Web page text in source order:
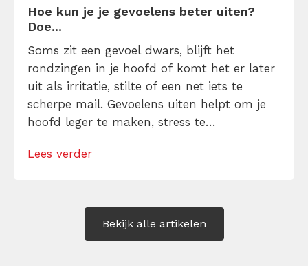
Hoe kun je je gevoelens beter uiten?
Doe...
Soms zit een gevoel dwars, blijft het
rondzingen in je hoofd of komt het er later
uit als irritatie, stilte of een net iets te
scherpe mail. Gevoelens uiten helpt om je
hoofd leger te maken, stress te
Maar hoe doe je dat zonder drama, verwijt
Lees verder
Bekijk alle artikelen